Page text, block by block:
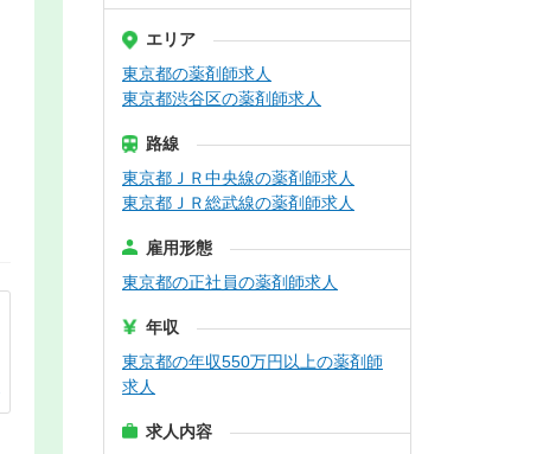
エリア
東京都の薬剤師求人
東京都渋谷区の薬剤師求人
路線
東京都ＪＲ中央線の薬剤師求人
東京都ＪＲ総武線の薬剤師求人
雇用形態
東京都の正社員の薬剤師求人
年収
東京都の年収550万円以上の薬剤師
求人
求人内容